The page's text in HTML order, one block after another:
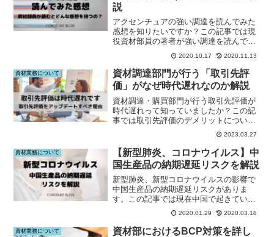
説
アクセンチュアの強い調達を読んでみた
感想を知りたいですか？この記事では現
役資材部員の著者が強い調達を読んでみ
た感想をまとめています。資材・購買部
員の方はこの記事をご覧下さい。
2020.10.17 2020.11.13
資材業務について
資材調達部門が行う「取引先評
価」がなぜ時代遅れなのか解説
資材調達・購買部門が行う取引先評価が
時代遅れって知っていましたか？この記
事では取引先評価のデメリットについて
解説しています。資材部員の方はこの記
2023.03.27
資材業務について
【新型肺炎、コロナウイルス】中
国生産品の納期遅延リスクを解説
新型肺炎、新型コロナウイルスの影響で
中国生産品の納期遅延リスクがありま
す。この記事では現在中国で起きている
ことと、今後資材調達・購買部門がすべ
き対応を整理しています。新型肺炎対策
はこの記事をご覧下さい。
2020.01.29 2020.03.18
資材業務について
資材部におけるBCP対策を詳し